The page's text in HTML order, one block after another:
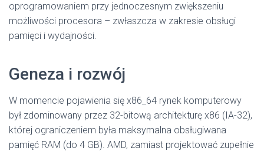
oprogramowaniem przy jednoczesnym zwiększeniu
możliwości procesora – zwłaszcza w zakresie obsługi
pamięci i wydajności.
Geneza i rozwój
W momencie pojawienia się x86_64 rynek komputerowy
był zdominowany przez 32-bitową architekturę x86 (IA-32),
której ograniczeniem była maksymalna obsługiwana
pamięć RAM (do 4 GB). AMD, zamiast projektować zupełnie